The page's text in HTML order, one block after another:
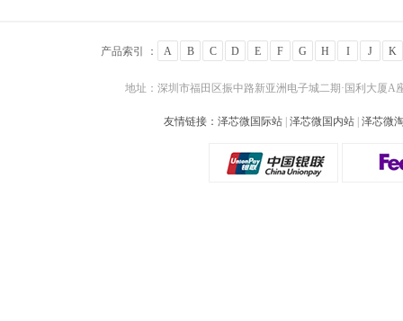
产品索引 ： A B C D E F G H I J K
地址：深圳市福田区振中路新亚洲电子城二期·国利大厦
友情链接： 泽芯微国际站 泽芯微国内站 泽芯微